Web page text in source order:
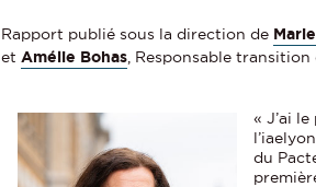
Rapport publié sous la direction de
et Amélie Bohas , Responsable
« J’ai
du